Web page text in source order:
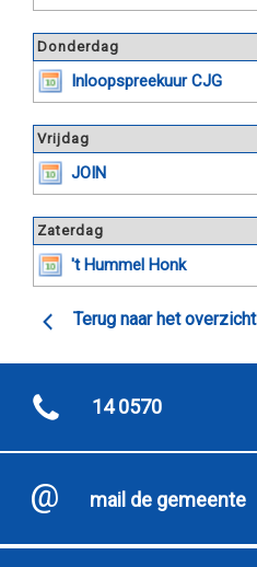
Donderdag
Inloopspreekuur CJG
Vrijdag
JOIN
Zaterdag
't Hummel Honk
Terug naar het overzicht
14 0570
mail de gemeente